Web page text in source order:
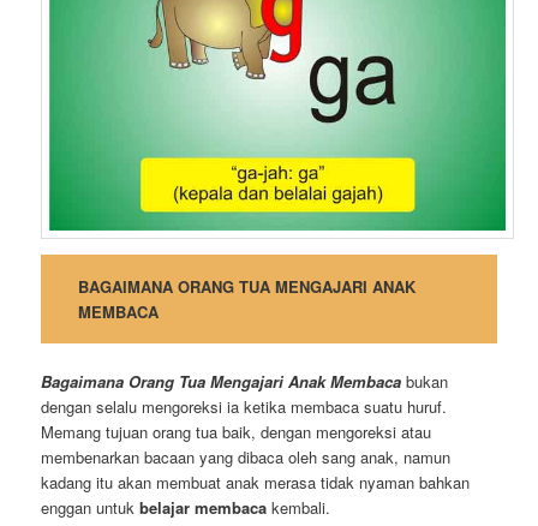
BAGAIMANA ORANG TUA MENGAJARI ANAK
MEMBACA
Bagaimana Orang Tua Mengajari Anak Membaca bukan
dengan selalu mengoreksi ia ketika membaca suatu huruf.
Memang tujuan orang tua baik, dengan mengoreksi atau
membenarkan bacaan yang dibaca oleh sang anak, namun
kadang itu akan membuat anak merasa tidak nyaman bahkan
enggan untukbelajar membacakembali.